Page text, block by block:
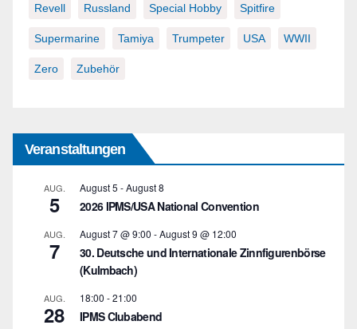
Revell Russland Special Hobby Spitfire
Supermarine Tamiya Trumpeter USA WWII
Zero Zubehör
Veranstaltungen
AUG.
5
August 5 -August 8
2026 IPMS/USA National Convention
AUG.
7
August 7 @ 9:00 -August 9 @ 12:00
30. Deutsche und Internationale Zinnfigurenbörse
(Kulmbach)
AUG.
28
18:00 -21:00
IPMS Clubabend